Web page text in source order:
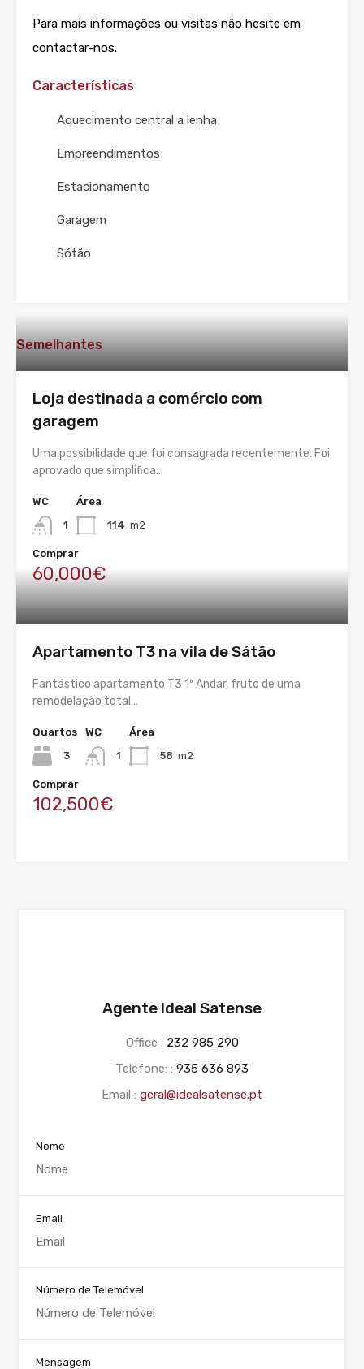
Para mais informações ou visitas não hesite em
contactar-nos.
Características
Aquecimento central a lenha
Empreendimentos
Estacionamento
Garagem
Sótão
Semelhantes
Loja destinada a comércio com
garagem
Uma possibilidade que foi consagrada recentemente. Foi
aprovado que simplifica…
WC
1
Área
114 m2
Comprar
60,000€
Apartamento T3 na vila de Sátão
Fantástico apartamento T3 1º Andar, fruto de uma
remodelação total…
Quartos
3
WC
1
Área
58 m2
Comprar
102,500€
Agente Ideal Satense
Office : 232 985 290
Telefone: : 935 636 893
Email : geral@idealsatense.pt
Nome
Email
Número de Telemóvel
Mensagem